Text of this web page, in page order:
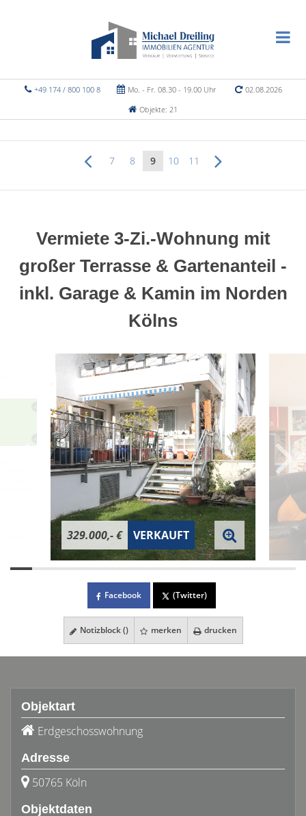
+49 174 / 800 100 8 Mo. - Fr. 08.30 - 19.00 Uhr
02.08.2026
Objekte: 21
7 8 9 10 11
Vermiete 3-Zi.-Wohnung mit
großer Terrasse & Gartenanteil -
inkl. Garage & Kamin im Norden
Kölns
329.000,- € VERKAUFT
Facebook (Twitter)
Notizblock () merken drucken
Objektart
Erdgeschosswohnung
Adresse
50765 Köln
Objektdaten